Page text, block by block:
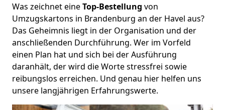
Was zeichnet eineTop-Bestellung von
Umzugskartons in Brandenburg an der Havel aus?
Das Geheimnis liegt in der Organisation und der
anschließenden Durchführung. Wer im Vorfeld
einen Plan hat und sich bei der Ausführung
daranhält, der wird die Worte stressfrei sowie
reibungslos erreichen. Und genau hier helfen uns
unsere langjährigen Erfahrungswerte.